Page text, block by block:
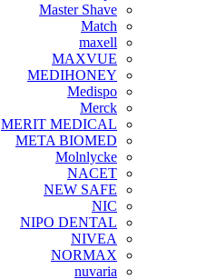
Master Shave
Match
maxell
MAXVUE
MEDIHONEY
Medispo
Merck
MERIT MEDICAL
META BIOMED
Molnlycke
NACET
NEW SAFE
NIC
NIPO DENTAL
NIVEA
NORMAX
nuvaria